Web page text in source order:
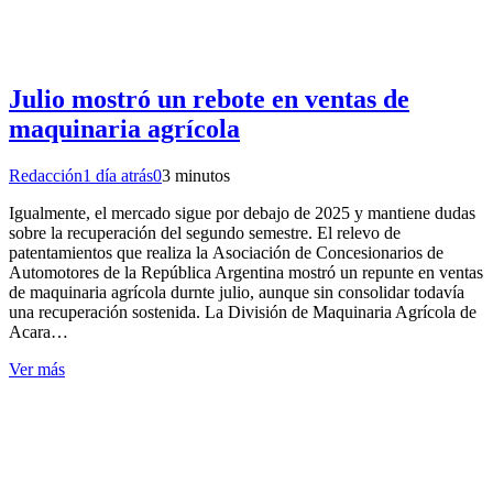
Julio mostró un rebote en ventas de
maquinaria agrícola
Redacción1 día atrás03 minutos
Igualmente, el mercado sigue por debajo de 2025 y mantiene dudas
sobre la recuperación del segundo semestre. El relevo de
patentamientos que realiza la Asociación de Concesionarios de
Automotores de la República Argentina mostró un repunte en ventas
de maquinaria agrícola durnte julio, aunque sin consolidar todavía
una recuperación sostenida. La División de Maquinaria Agrícola de
Acara…
Ver más